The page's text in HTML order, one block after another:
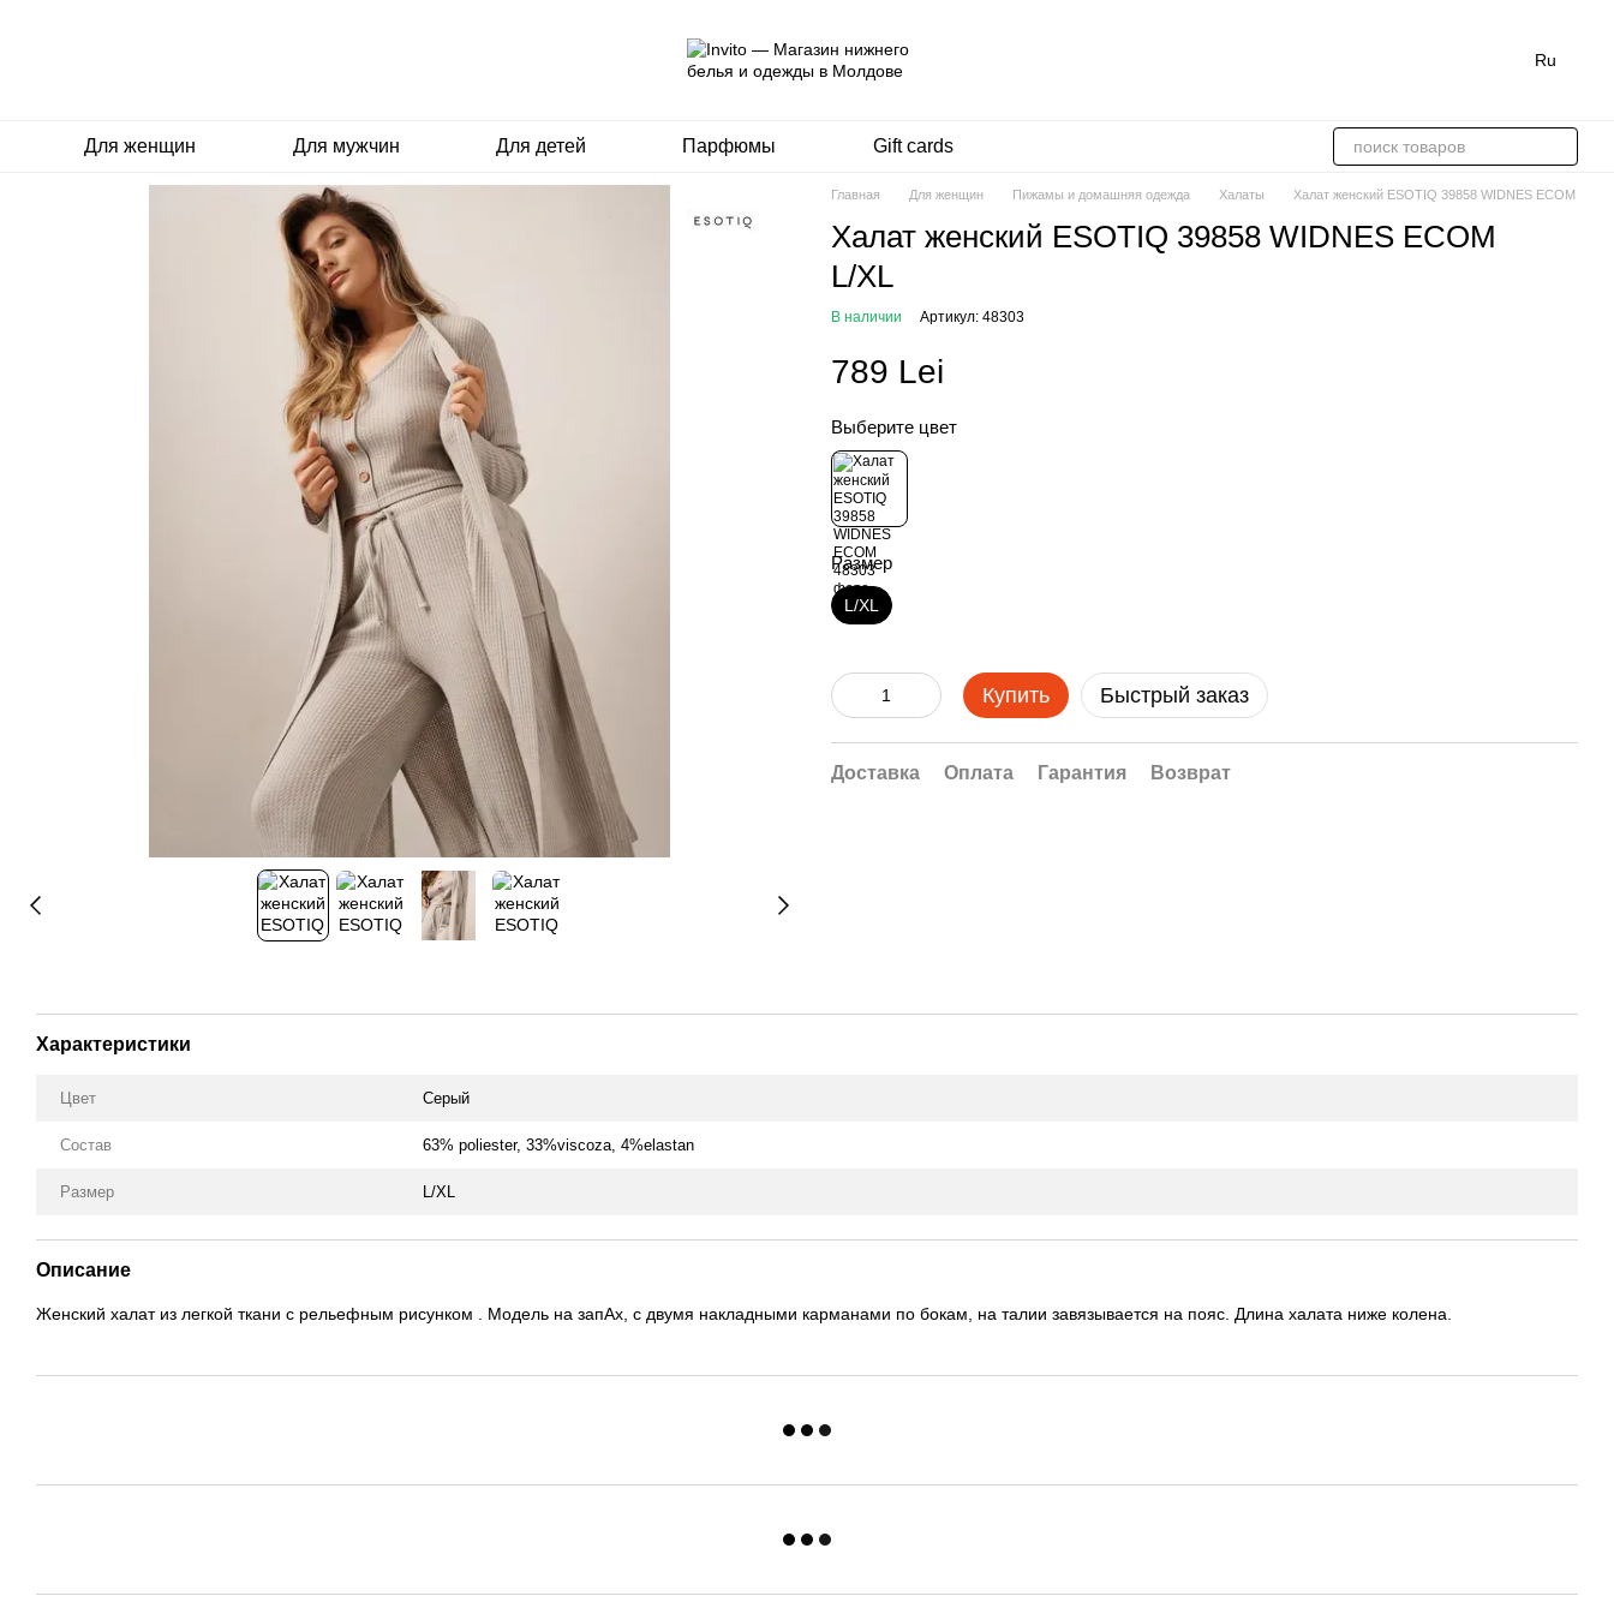
Ru
Для женщин Для мужчин Для детей Парфюмы Gift cards
Главная Для женщин Пижамы и домашняя одежда Халаты Халат женский ESOTIQ 39858 WIDNES ECOM
Халат женский ESOTIQ 39858 WIDNES ECOM
L/XL
В наличии Артикул: 48303
789 Lei
Выберите цвет
Размер
L/XL
Купить Быстрый заказ
Доставка Оплата Гарантия Возврат
Характеристики
Цвет Серый
Состав 63% poliester, 33%viscoza, 4%elastan
Размер L/XL
Описание
Женский халат из легкой ткани с рельефным рисунком . Модель на запАх, с двумя накладными карманами по бокам, на талии завязывается на пояс. Длина халата ниже колена.